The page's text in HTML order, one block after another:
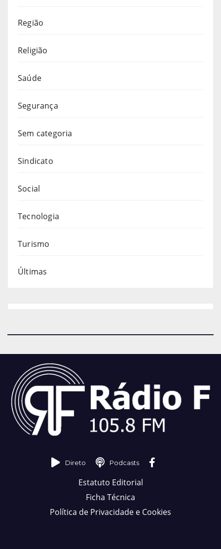
Região
Religião
Saúde
Segurança
Sem categoria
Sindicato
Social
Tecnologia
Turismo
Últimas
Direto Podcasts
Estatuto Editorial
Ficha Técnica
Política de Privacidade e Cookies